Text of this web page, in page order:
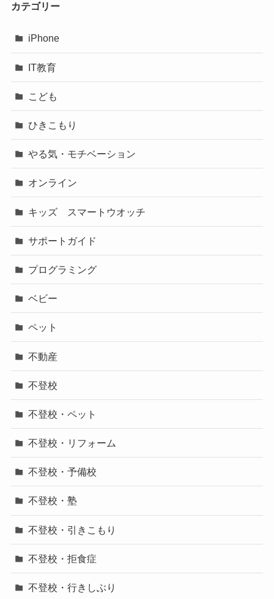
カテゴリー
iPhone
IT教育
こども
ひきこもり
やる気・モチベーション
オンライン
キッズ スマートウオッチ
サポートガイド
プログラミング
ベビー
ペット
不動産
不登校
不登校・ペット
不登校・リフォーム
不登校・予備校
不登校・塾
不登校・引きこもり
不登校・拒食症
不登校・行きしぶり